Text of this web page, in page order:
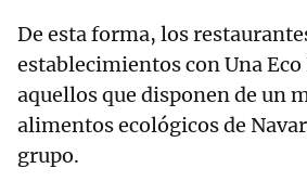
De esta forma, los
establecimientos con Una
aquellos que disponen de un
alimentos ecológicos de
grupo.